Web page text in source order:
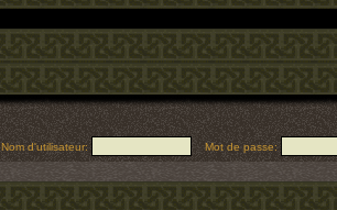
Nom d'utilisateur: Mot de passe: